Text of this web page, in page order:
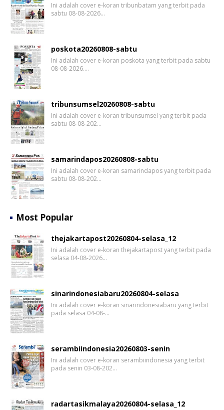
Ini adalah cover e-koran tribunbatam yang terbit pada
sabtu 08-08-2026…
poskota20260808-sabtu
Ini adalah cover e-koran poskota yang terbit pada sabtu
08-08-2026.…
tribunsumsel20260808-sabtu
Ini adalah cover e-koran tribunsumsel yang terbit pada
sabtu 08-08-202…
samarindapos20260808-sabtu
Ini adalah cover e-koran samarindapos yang terbit pada
sabtu 08-08-202…
Most Popular
thejakartapost20260804-selasa_12
Ini adalah cover e-koran thejakartapost yang terbit pada
selasa 04-08-2026…
sinarindonesiabaru20260804-selasa
Ini adalah cover e-koran sinarindonesiabaru yang terbit
pada selasa 04-08-…
serambiindonesia20260803-senin
Ini adalah cover e-koran serambiindonesia yang terbit
pada senin 03-08-202…
radartasikmalaya20260804-selasa_12